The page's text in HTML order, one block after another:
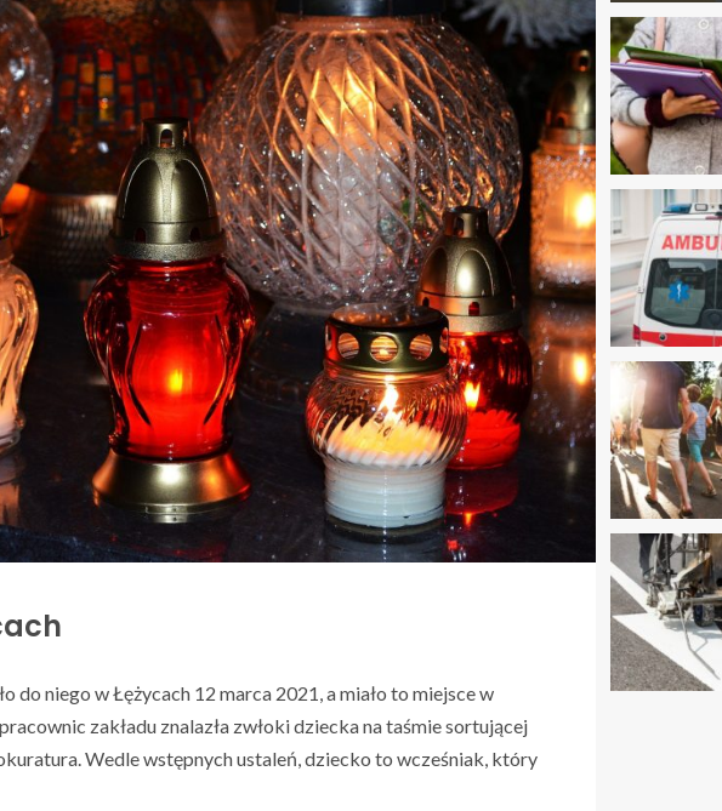
do niego w Łężycach 12 marca 2021, a miało to miejsce w
zakładu znalazła zwłoki dziecka na taśmie sortującej
Wedle wstępnych ustaleń, dziecko to wcześniak, który